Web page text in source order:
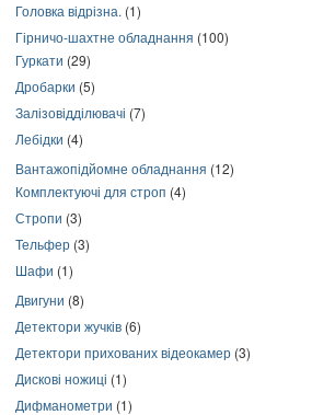
Головка відрізна. (1)
Гірничо-шахтне обладнання (100)
Гуркати (29)
Дробарки (5)
Залізовідділювачі (7)
Лебідки (4)
Вантажопідйомне обладнання (12)
Комплектуючі для строп (4)
Стропи (3)
Тельфер (3)
Шафи (1)
Двигуни (8)
Детектори жучків (6)
Детектори прихованих відеокамер (3)
Дискові ножиці (1)
Дифманометри (1)